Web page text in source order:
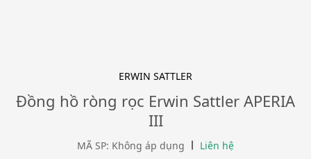
ERWIN SATTLER
Đồng hồ ròng rọc Erwin Sattler APERIA
III
MÃ SP: Không áp dụng Liên hệ